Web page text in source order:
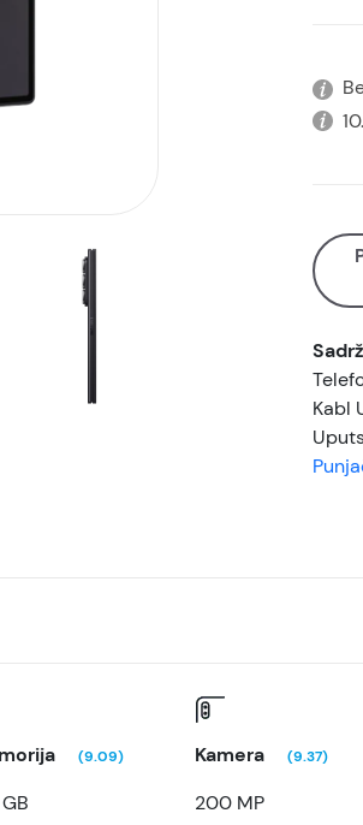
Kabl
(9.09) Kamera (9.37)
200 MP